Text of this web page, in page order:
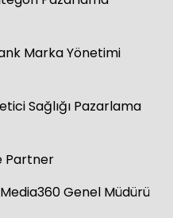
Marka Yönetimi
Sağlığı Pazarlama
Partner
Genel Müdürü